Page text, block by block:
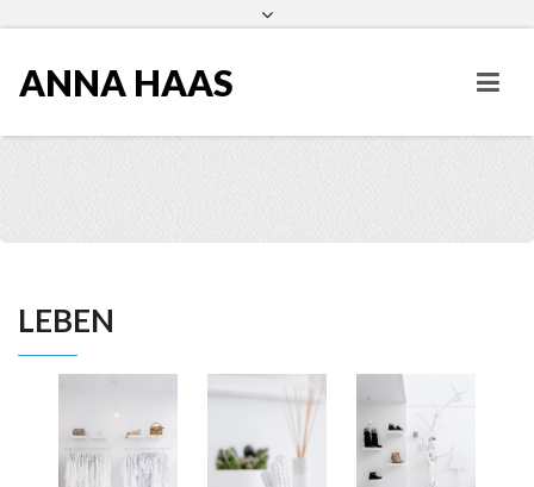
ANNA HAAS
LEBEN